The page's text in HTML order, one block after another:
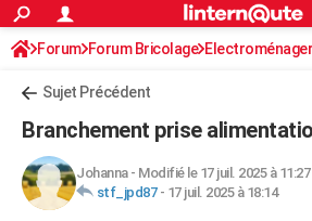
ACTUALITÉS
Politique
Société
Faits Divers
Education
Monde
Villes
+
FINANCE
Retraite
Impôts
Epargne
Immobilier
Risques naturels par ville
Banque
Assurance
Crédit
AUTO
S'inscrire
Connexion
Forum Forum Bricolage Electroménager
Sujet Précédent
Branchement prise
Johanna- Modifié le 17 juil. 2025 à 11:27
stf_jpd87- 17 juil. 2025 à 18:14